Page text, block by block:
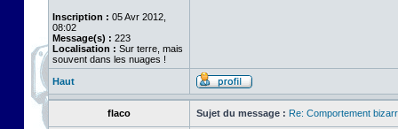
Inscription : 05 Avr 2012,
08:02
Message(s) : 223
Localisation : Sur terre, mais
souvent dans les nuages !
Haut
flaco Sujet du message : Re: Comportement